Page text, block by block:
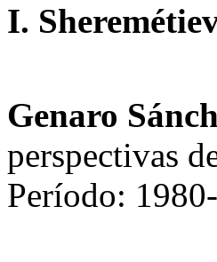
I.
Genaro
perspectivas
Período: